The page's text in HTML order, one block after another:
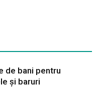
de bani pentru
și baruri